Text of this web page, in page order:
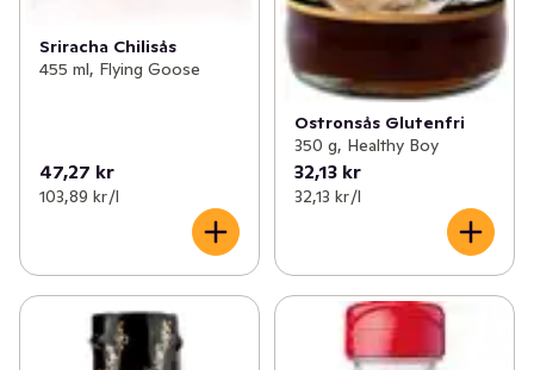
Sriracha Chilisås
455 ml, Flying Goose
47,27 kr
103,89 kr /l
Ostronsås Glutenfri
350 g, Healthy Boy
32,13 kr
32,13 kr /l